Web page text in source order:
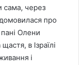
сама, через
домовилася про
пані Олени
в Ізраїлі
і